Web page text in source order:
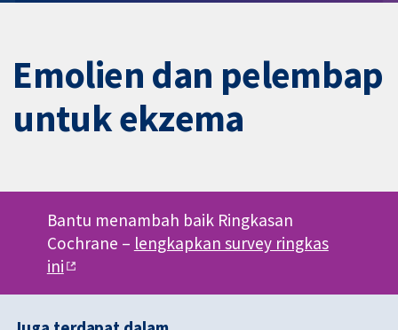
Emolien dan pelembap
untuk ekzema
Bantu menambah baik Ringkasan
Cochrane – lengkapkan survey ringkas
ini